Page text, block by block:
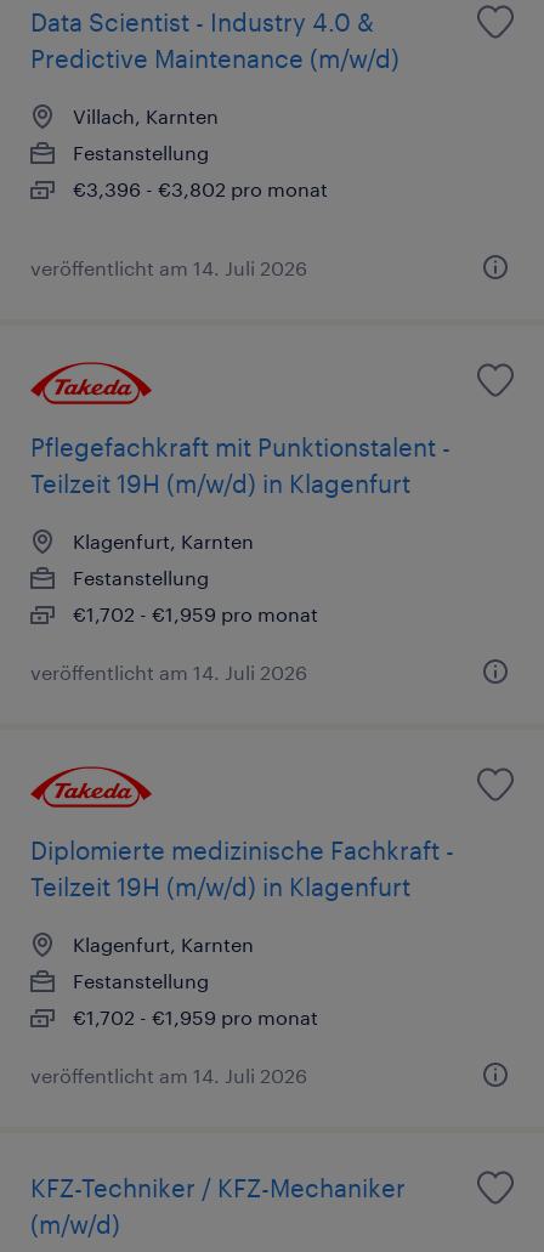
Data Scientist - Industry 4.0 &
Predictive Maintenance (m/w/d)
Villach, Karnten
Festanstellung
€3,396 - €3,802 pro monat
veröffentlicht am 14. Juli 2026
Pflegefachkraft mit Punktionstalent -
Teilzeit 19H (m/w/d) in Klagenfurt
Klagenfurt, Karnten
Festanstellung
€1,702 - €1,959 pro monat
veröffentlicht am 14. Juli 2026
Diplomierte medizinische Fachkraft -
Teilzeit 19H (m/w/d) in Klagenfurt
Klagenfurt, Karnten
Festanstellung
€1,702 - €1,959 pro monat
veröffentlicht am 14. Juli 2026
KFZ-Techniker / KFZ-Mechaniker
(m/w/d)